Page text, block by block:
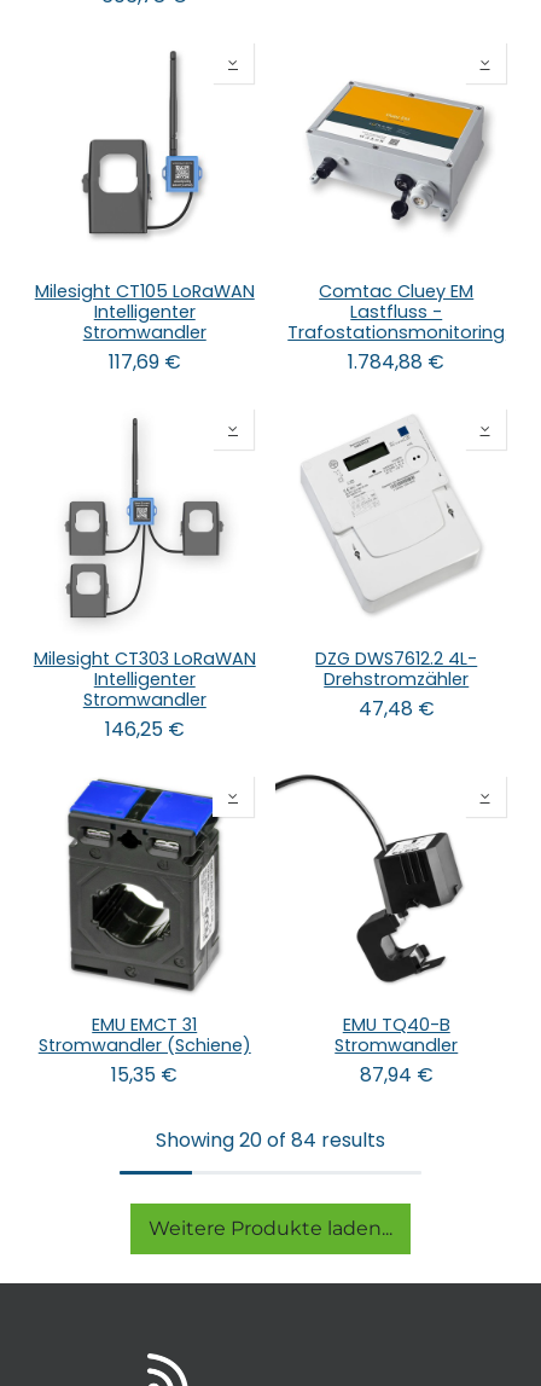
Milesight CT105 LoRaWAN
Intelligenter
Stromwandler
117,69€
Comtac Cluey EM
Lastfluss -
Trafostationsmonitoring
1.784,88 €
Milesight CT303 LoRaWAN
Intelligenter
Stromwandler
146,25€
DZG DWS7612.2 4L-
Drehstromzähler
47,48€
EMU EMCT 31
Stromwandler (Schiene)
15,35 €
EMU TQ40-B
Stromwandler
87,94 €
Showing 20 of 84 results
Weitere Produkte laden...